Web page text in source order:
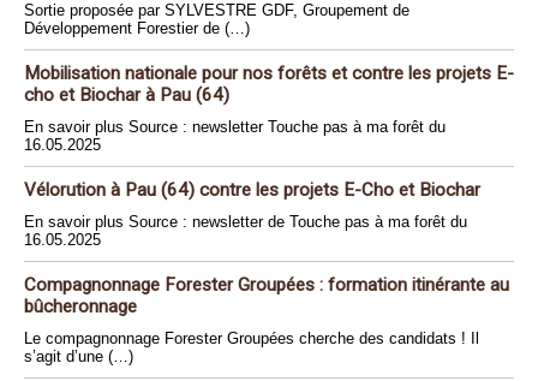
Sortie proposée par SYLVESTRE GDF, Groupement de
Développement Forestier de (…)
Mobilisation nationale pour nos forêts et contre les projets E-
cho et Biochar à Pau (64)
En savoir plus Source : newsletter Touche pas à ma forêt du
16.05.2025
Vélorution à Pau (64) contre les projets E-Cho et Biochar
En savoir plus Source : newsletter de Touche pas à ma forêt du
16.05.2025
Compagnonnage Forester Groupées : formation itinérante au
bûcheronnage
Le compagnonnage Forester Groupées cherche des candidats ! Il
s’agit d’une (…)